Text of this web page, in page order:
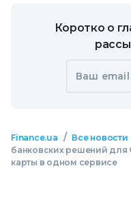
Коротко о
Ваш email
Finance.ua / Все новости
банковских решений для
карты в одном сервисе